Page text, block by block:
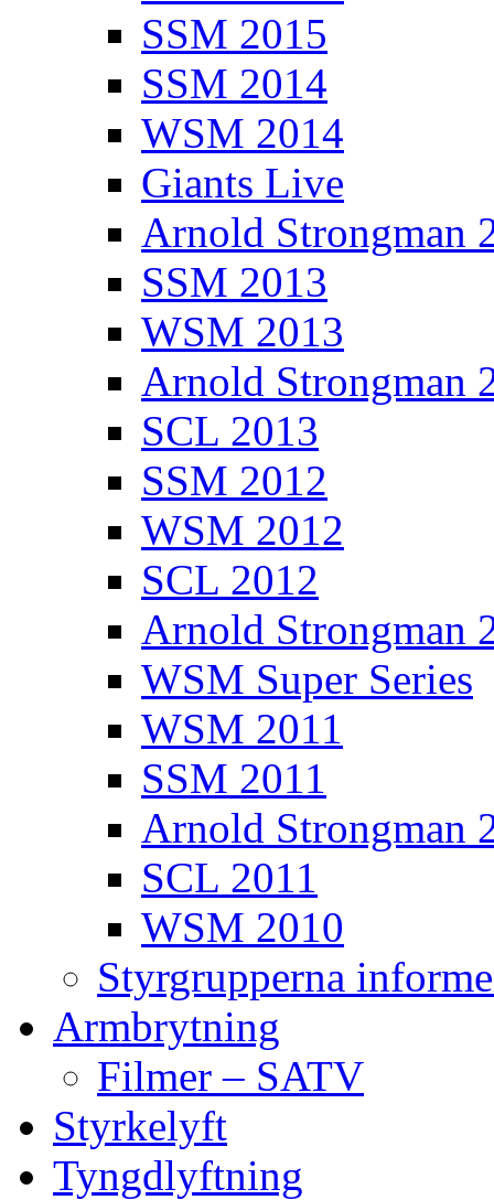
SSM 2015
SSM 2014
WSM 2014
Giants Live
Arnold Strongman
SSM 2013
WSM 2013
Arnold Strongman
SCL 2013
SSM 2012
WSM 2012
SCL 2012
Arnold Strongman
WSM Super Series
WSM 2011
SSM 2011
Arnold Strongman
SCL 2011
WSM 2010
Styrgrupperna
Armbrytning
Filmer – SATV
Styrkelyft
Tyngdlyftning